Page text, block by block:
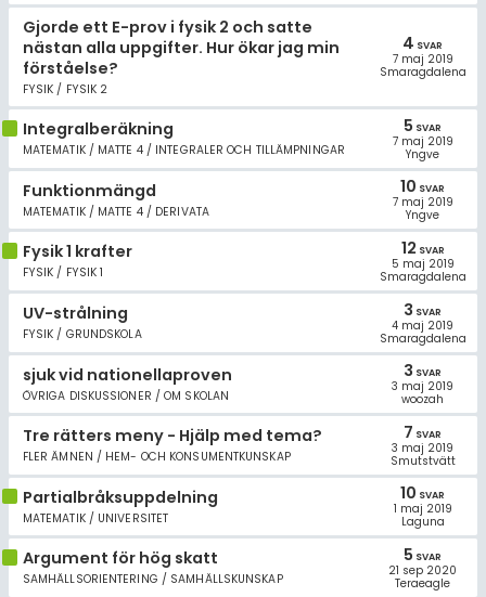
Gjorde ett E-prov i fysik 2 och satte
nästan alla uppgifter. Hur ökar jag min
förståelse?
FYSIK / FYSIK 2
4 SVAR
7 maj 2019
Smaragdalena
Integralberäkning
MATEMATIK / MATTE 4 / INTEGRALER OCH TILLÄMPNINGAR
5 SVAR
7 maj 2019
Yngve
Funktionmängd
MATEMATIK / MATTE 4 / DERIVATA
10 SVAR
7 maj 2019
Yngve
Fysik 1 krafter
FYSIK / FYSIK 1
12 SVAR
5 maj 2019
Smaragdalena
UV-strålning
FYSIK / GRUNDSKOLA
3 SVAR
4 maj 2019
Smaragdalena
sjuk vid nationellaproven
ÖVRIGA DISKUSSIONER / OM SKOLAN
3 SVAR
3 maj 2019
woozah
Tre rätters meny - Hjälp med tema?
FLER ÄMNEN / HEM- OCH KONSUMENTKUNSKAP
7 SVAR
3 maj 2019
Smutstvätt
Partialbråksuppdelning
MATEMATIK / UNIVERSITET
10 SVAR
1 maj 2019
Laguna
Argument för hög skatt
SAMHÄLLSORIENTERING / SAMHÄLLSKUNSKAP
5 SVAR
21 sep 2020
Teraeagle